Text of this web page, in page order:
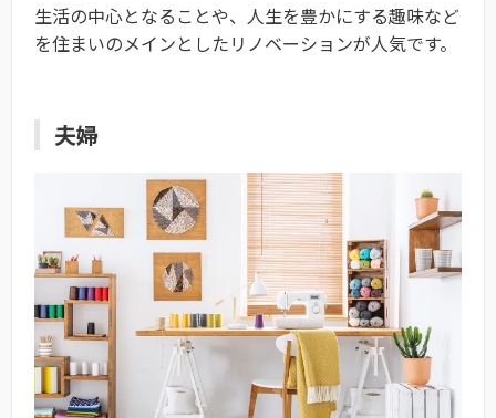
生活の中心となることや、人生を豊かにする趣味など
を住まいのメインとしたリノベーションが人気です。
夫婦